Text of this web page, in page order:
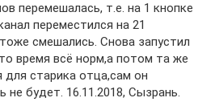
перемешалась, т.е. на 1 кнопке
переместился на 21
смешались. Снова запустил
время всё норм,а потом та же
для старика отца,сам он
не будет. 16.11.2018, Сызрань.